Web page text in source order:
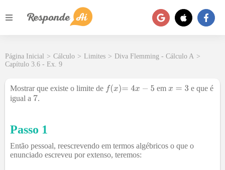
Página Inicial > Cálculo > Limites > Diva Flemming - Cálculo A >
Capítulo 3.6 - Ex. 9
Mostrar que existe o limite de em
e que é
igual a
.
Passo 1
Então pessoal, reescrevendo em termos algébricos o que o
enunciado escreveu por extenso, teremos: